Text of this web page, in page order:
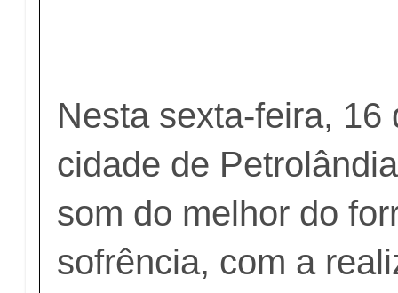
Nesta sexta-feira, 16
cidade de
som do melhor do
sofrência, com a